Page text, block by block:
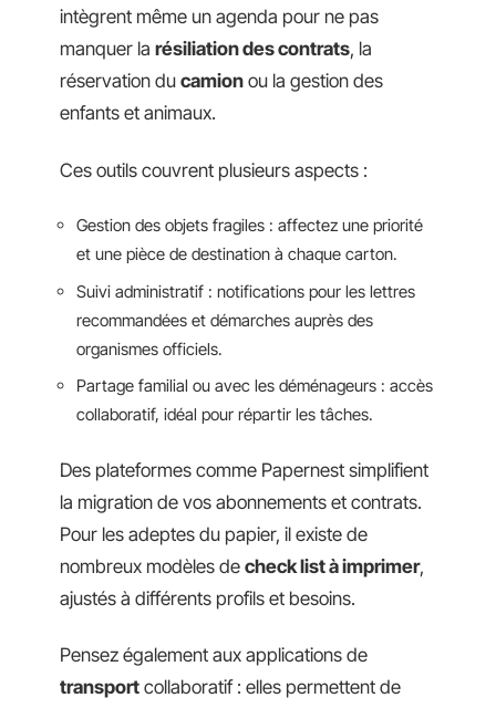
intègrent même un agenda pour ne pas
manquer la résiliation des contrats, la
réservation du camion ou la gestion des
enfants et animaux.
Ces outils couvrent plusieurs aspects :
Gestion des objets fragiles : affectez une priorité
et une pièce de destination à chaque carton.
Suivi administratif : notifications pour les lettres
recommandées et démarches auprès des
organismes officiels.
Partage familial ou avec les déménageurs : accès
collaboratif, idéal pour répartir les tâches.
Des plateformes comme Papernest simplifient
la migration de vos abonnements et contrats.
Pour les adeptes du papier, il existe de
nombreux modèles de check list à imprimer,
ajustés à différents profils et besoins.
Pensez également aux applications de
transport collaboratif : elles permettent de